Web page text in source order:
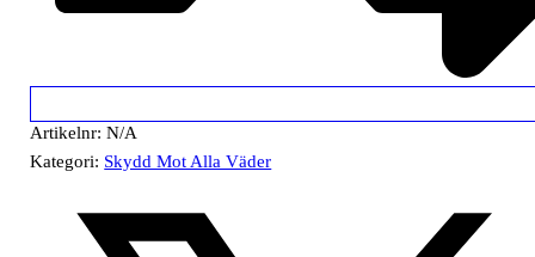
Artikelnr:N/A
Kategori: Skydd Mot Alla Väder